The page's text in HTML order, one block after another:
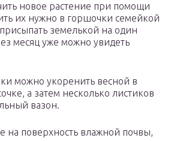
новое растение при помощи
их нужно в горшочки семейкой
земелькой на один
месяц уже можно увидеть
можно укоренить весной в
а затем несколько листиков
вазон.
на поверхность влажной почвы,